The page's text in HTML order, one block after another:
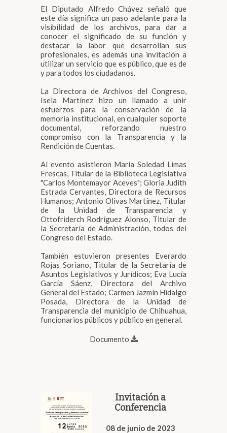
El Diputado Alfredo Chávez señaló que
este día significa un paso adelante para la
visibilidad de los archivos, para dar a
conocer el significado de su función y
destacar la labor que desarrollan sus
profesionales, es además una invitación a
utilizar un servicio que es público, que es de
y para todos los ciudadanos.
La Directora de Archivos del Congreso,
Isela Martínez hizo un llamado a unir
esfuerzos para la conservación de la
memoria institucional, en cualquier soporte
documental, reforzando nuestro
compromiso con la Transparencia y la
Rendición de Cuentas.
Al evento asistieron María Soledad Limas
Frescas, Titular de la Biblioteca Legislativa
"Carlos Montemayor Aceves"; Gloria Judith
Estrada Cervantes, Directora de Recursos
Humanos; Antonio Olivas Martínez, Titular
de la Unidad de Transparencia y
Ottofriderch Rodríguez Alonso, Titular de
la Secretaría de Administración, todos del
Congreso del Estado.
También estuvieron presentes Everardo
Rojas Soriano, Titular de la Secretaría de
Asuntos Legislativos y Jurídicos; Eva Lucía
García Sáenz, Directora del Archivo
General del Estado; Carmen Jazmín Hidalgo
Posada, Directora de la Unidad de
Transparencia del municipio de Chihuahua,
funcionarios públicos y público en general.
Documento
Invitación a
Conferencia
08 de junio de 2023